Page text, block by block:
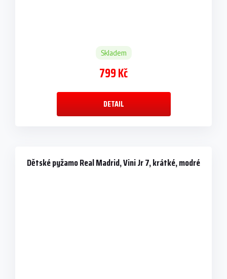
Skladem
799 Kč
DETAIL
Dětské pyžamo Real Madrid, Vini Jr 7, krátké, modré